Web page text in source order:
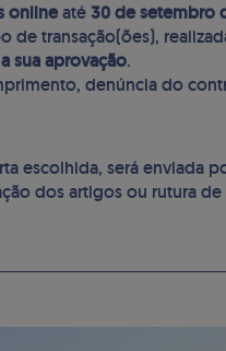
onlineaté 30 de setembro
de transação(ões),
sua aprovação.
denúncia do
escolhida, será enviada
dos artigos ou rutura